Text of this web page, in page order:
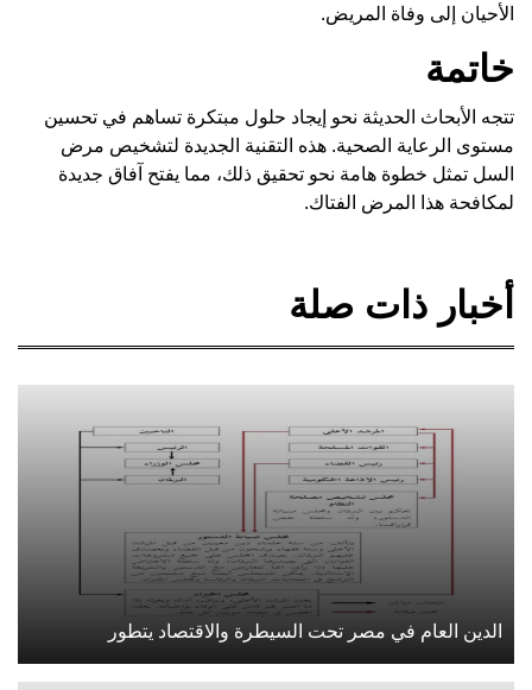
الأحيان إلى وفاة المريض.
خاتمة
تتجه الأبحاث الحديثة نحو إيجاد حلول مبتكرة تساهم في تحسين
مستوى الرعاية الصحية. هذه التقنية الجديدة لتشخيص مرض
السل تمثل خطوة هامة نحو تحقيق ذلك، مما يفتح آفاق جديدة
لمكافحة هذا المرض الفتاك.
أخبار ذات صلة
الدين العام في مصر تحت السيطرة والاقتصاد يتطور